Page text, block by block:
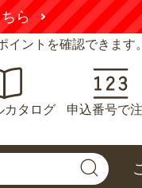
ら
ントを確認できます。
カタログ 申込番号で